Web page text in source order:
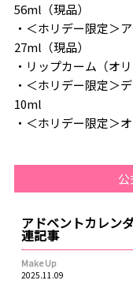
56ml（現品）
・＜ホリデー限定＞
27ml（現品）
・リップカーム（オ
・＜ホリデー限定＞
10ml
・＜ホリデー限定＞
アドベントカレン
連記事
Make Up
2025.11.09